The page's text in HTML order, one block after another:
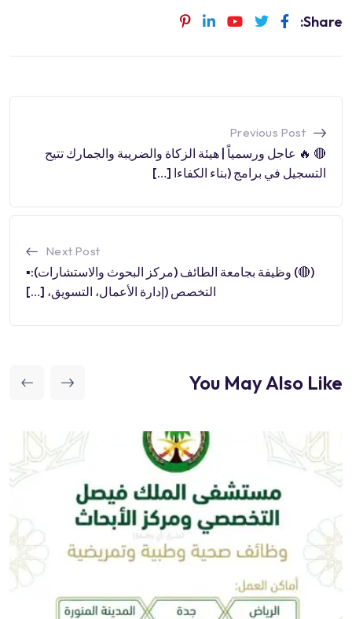
Share:
Previous Post
🔴 🔥 عاجل ورسمياً | هيئة الزكاة والضريبة والجمارك تتيح
التسجيل في برامج (بناء الكفاءا […]
Next Post
(🔴) وظيفة بجامعة الطائف (مركز البحوث والاستشارات):▪️
التخصص (إدارة الأعمال، التسويق، […]
You May Also Like